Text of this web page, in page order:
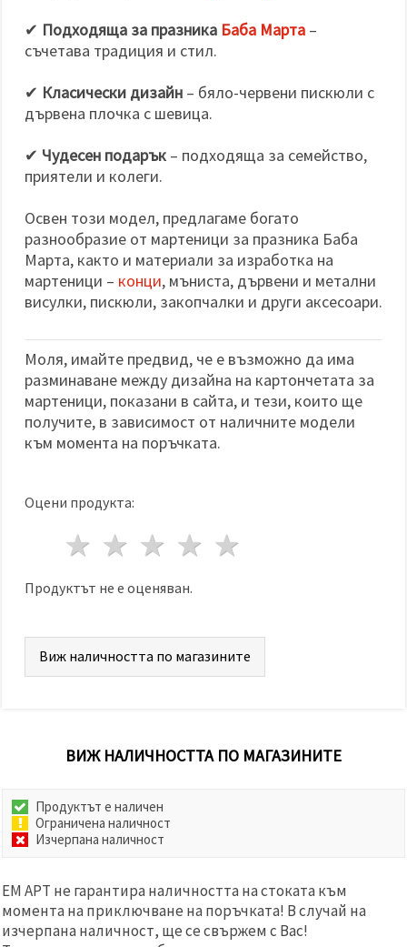
✔ Подходяща за празника Баба Марта –
съчетава традиция и стил.
✔ Класически дизайн – бяло-червени пискюли с
дървена плочка с шевица.
✔ Чудесен подарък – подходяща за семейство,
приятели и колеги.
Освен този модел, предлагаме богато
разнообразие от мартеници за празника Баба
Марта, както и материали за изработка на
мартеници – конци, мъниста, дървени и метални
висулки, пискюли, закопчалки и други аксесоари.
Моля, имайте предвид, че е възможно да има
разминаване между дизайна на картончетата за
мартеници, показани в сайта, и тези, които ще
получите, в зависимост от наличните модели
към момента на поръчката.
Оцени продукта:
4 звезди
3 звезди
2 звезди
1 звезда
Продуктът не е оценяван.
Виж наличността по магазините
ВИЖ НАЛИЧНОСТТА ПО МАГАЗИНИТЕ
Продуктът е наличен
Ограничена наличност
Изчерпана наличност
ЕМ АРТ не гарантира наличността на стоката към
момента на приключване на поръчката! В случай на
изчерпана наличност, ще се свържем с Вас!